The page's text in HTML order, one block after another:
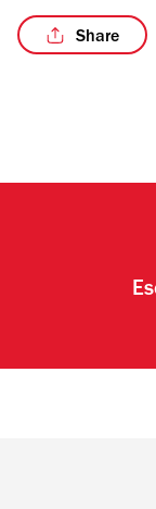
Share